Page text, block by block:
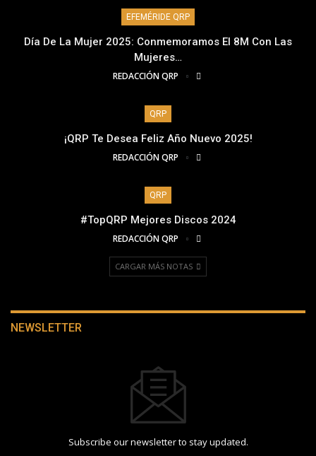
EFEMÉRIDE QRP
Día De La Mujer 2025: Conmemoramos El 8M Con Las
Mujeres…
REDACCIÓN QRP
QRP
¡QRP Te Desea Feliz Año Nuevo 2025!
REDACCIÓN QRP
QRP
#TopQRP Mejores Discos 2024
REDACCIÓN QRP
CARGAR MÁS NOTAS
NEWSLETTER
Subscribe our newsletter to stay updated.